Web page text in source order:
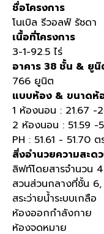
ชื่อโครงการ
โนเบิล รีวอลฟ์ รัชดา
เนื้อที่โครงการ
3-1-92.5 ไร่
อาคาร 38 ชั้น & ยูนิ
766 ยูนิต
แบบห้อง & ขนาดห้
1 ห้องนอน : 21.67 -
2 ห้องนอน : 51.59 -
PH : 51.61 - 51.70 ต
สิ่งอำนวยความสะด
ลิฟท์โดยสารจำนวน 4
สวนส่วนกลางที่ชั้น 6,
สระว่ายน้ำระบบเกลือ
ห้องออกกำลังกาย
ห้องจดหมาย